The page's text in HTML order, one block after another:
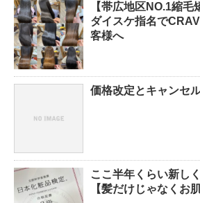
【帯広地区NO.1縮
ダイスケ指名で
客様へ
価格改定とキャンセ
ここ半年くらい新し
【髪だけじゃなくお